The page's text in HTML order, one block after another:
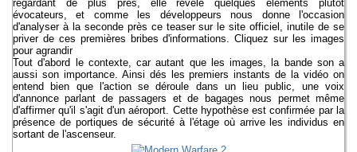
regardant de plus près, elle révèle quelques éléments plutôt
évocateurs, et comme les développeurs nous donne l'occasion
d'analyser à la seconde près ce teaser sur le site officiel, inutile de se
priver de ces premières bribes d'informations. Cliquez sur les images
pour agrandir
Tout d'abord le contexte, car autant que les images, la bande son a
aussi son importance. Ainsi dés les premiers instants de la vidéo on
entend bien que l'action se déroule dans un lieu public, une voix
d'annonce parlant de passagers et de bagages nous permet même
d'affirmer qu'il s'agit d'un aéroport. Cette hypothèse est confirmée par la
présence de portiques de sécurité à l'étage où arrive les individus en
sortant de l'ascenseur.